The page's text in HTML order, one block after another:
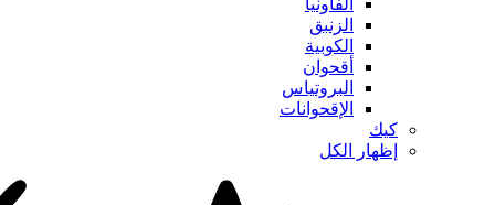
الزنبق
الكوبية
أقحوان
البروتياس
الإقحوانات
كيك
إظهار الكل